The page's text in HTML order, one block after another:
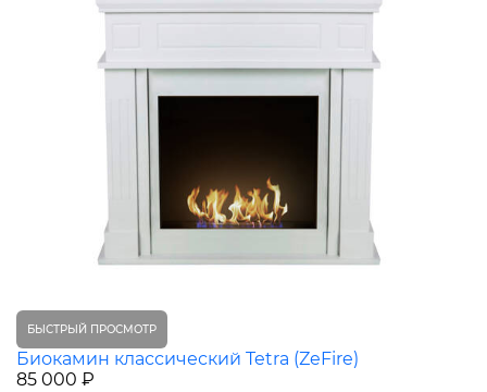
БЫСТРЫЙ ПРОСМОТР
Биокамин классический Tetra (ZeFire)
85 000 ₽